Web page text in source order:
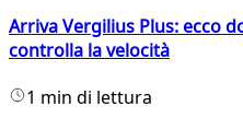
Arriva Vergilius Plus: ecco
controlla la velocità
1 min di lettura